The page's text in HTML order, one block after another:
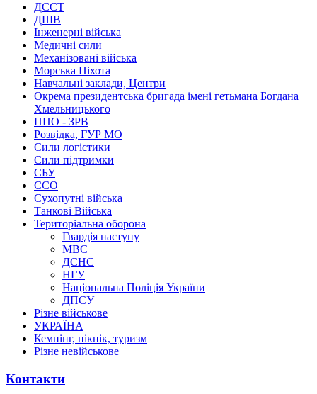
ДССТ
ДШВ
Інженерні війська
Медичні сили
Механізовані війська
Морська Піхота
Навчальні заклади, Центри
Окрема президентська бригада імені гетьмана Богдана
Хмельницького
ППО - ЗРВ
Розвідка, ГУР МО
Сили логістики
Сили підтримки
СБУ
ССО
Сухопутні війська
Танкові Війська
Територіальна оборона
Гвардія наступу
МВС
ДСНС
НГУ
Національна Поліція України
ДПСУ
Різне військове
УКРАЇНА
Кемпінг, пікнік, туризм
Різне невійськове
Контакти